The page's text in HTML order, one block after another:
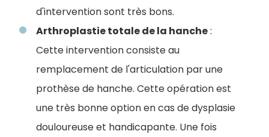
d'intervention sont très bons.
Arthroplastie totale de la hanche:
Cette intervention consiste au
remplacement de l'articulation par une
prothèse de hanche. Cette opération est
une très bonne option en cas de dysplasie
douloureuse et handicapante. Une fois